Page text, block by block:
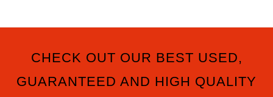
CHECK OUT OUR BEST USED,
GUARANTEED AND HIGH QUALITY